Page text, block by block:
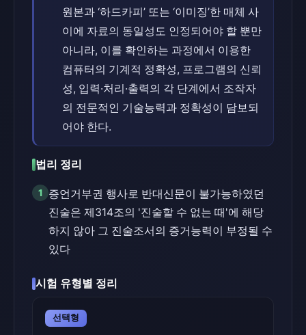
원본과 ‘하드카피’ 또는 ‘이미징’한 매체 사
이에 자료의 동일성도 인정되어야 할 뿐만
아니라, 이를 확인하는 과정에서 이용한
컴퓨터의 기계적 정확성, 프로그램의 신뢰
성, 입력·처리·출력의 각 단계에서 조작자
의 전문적인 기술능력과 정확성이 담보되
어야 한다.
법리 정리
1
증언거부권 행사로 반대신문이 불가능하였던
진술은 제314조의 '진술할 수 없는 때'에 해당
하지 않아 그 진술조서의 증거능력이 부정될 수
있다
시험 유형별 정리
선택형